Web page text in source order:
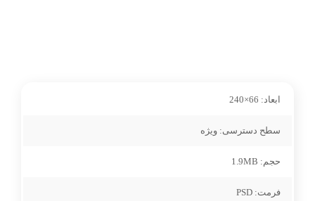
ابعاد:
سطح دسترسی: ویژه
حجم:
فرمت: PSD